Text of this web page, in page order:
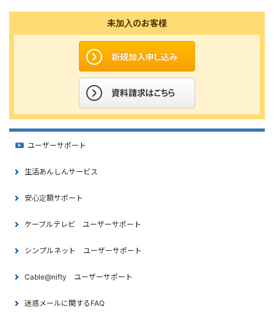
未加入のお客様
ユーザーサポート
生活あんしんサービス
安心定額サポート
ケーブルテレビ ユーザーサポート
シンプルネット ユーザーサポート
Cable@nifty ユーザーサポート
迷惑メールに関するFAQ